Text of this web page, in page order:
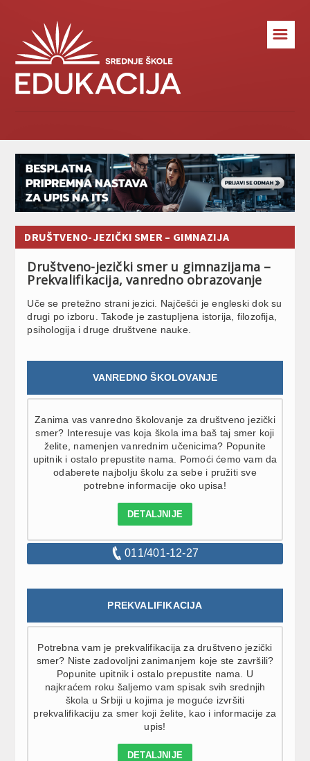
☰
DRUŠTVENO-JEZIČKI SMER – GIMNAZIJA
Društveno-jezički smer u gimnazijama –
Prekvalifikacija, vanredno obrazovanje
Uče se pretežno strani jezici. Najčešći je engleski dok su
drugi po izboru. Takođe je zastupljena istorija, filozofija,
psihologija i druge društvene nauke.
VANREDNO ŠKOLOVANJE
Zanima vas vanredno školovanje za društveno jezički
smer? Interesuje vas koja škola ima baš taj smer koji
želite, namenjen vanrednim učenicima? Popunite
upitnik i ostalo prepustite nama. Pomoći ćemo vam da
odaberete najbolju školu za sebe i pružiti sve
potrebne informacije oko upisa!
DETALJNIJE
011/401-12-27
PREKVALIFIKACIJA
Potrebna vam je prekvalifikacija za društveno jezički
smer? Niste zadovoljni zanimanjem koje ste završili?
Popunite upitnik i ostalo prepustite nama. U
najkraćem roku šaljemo vam spisak svih srednjih
škola u Srbiji u kojima je moguće izvršiti
prekvalifikaciju za smer koji želite, kao i informacije za
upis!
DETALJNIJE